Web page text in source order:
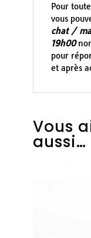
Pour
vous
chat /
19h00
pour
et après
Vous
aussi…